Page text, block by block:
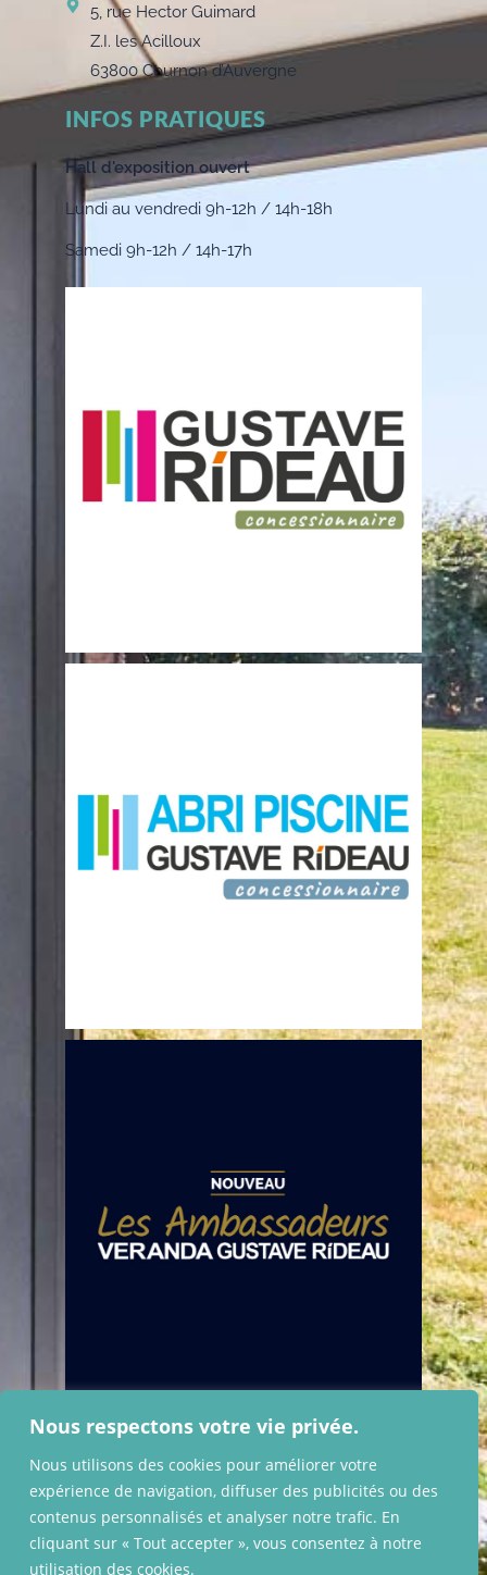
Nous respectons votre vie privée.
Nous utilisons des cookies pour améliorer votre
expérience de navigation, diffuser des publicités ou des
contenus personnalisés et analyser notre trafic. En
cliquant sur « Tout accepter », vous consentez à notre
utilisation des cookies.
5, rue Hector Guimard
Z.I. les Acilloux
63800 Cournon d’Auvergne
INFOS PRATIQUES
Hall d'exposition ouvert
Lundi au vendredi 9h-12h / 14h-18h
Samedi 9h-12h / 14h-17h